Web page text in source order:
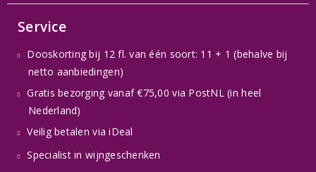
Service
Dooskorting bij 12 fl. van één soort: 11 + 1 (behalve bij
netto aanbiedingen)
Gratis bezorging vanaf €75,00 via PostNL (in heel
Nederland)
Veilig betalen via iDeal
Specialist in wijngeschenken